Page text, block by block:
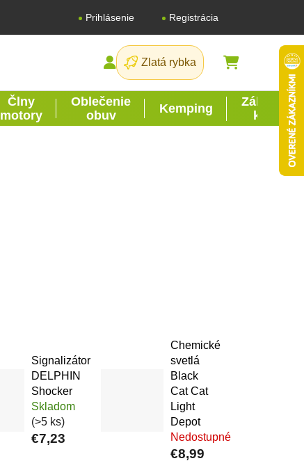
Prihlásenie Registrácia
Zlatá rybka
NÁKUPNÝ
Člny
motory
Oblečenie
obuv
Kemping
Záhrada
kutil
Signalizátor
DELPHIN
Shocker
Skladom
(>5 ks)
€7,23
Chemické
svetlá
Black
Cat Cat
Light
Depot
Nedostupné
€8,99